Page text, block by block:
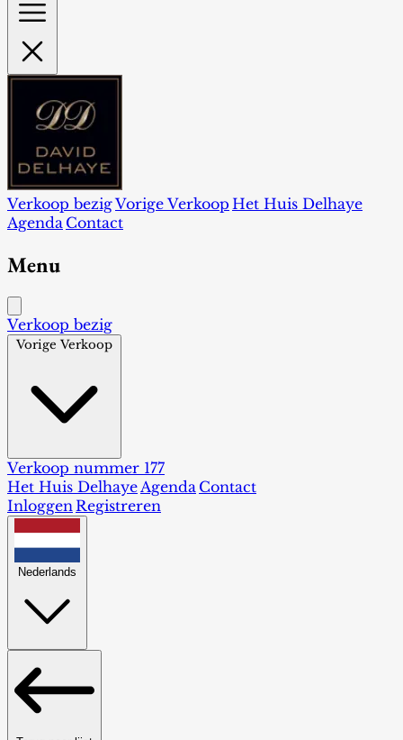
Verkoop bezigVorige Verkoop Het Huis Delhaye
Agenda Contact
Menu
Verkoop bezig
Vorige Verkoop
Verkoop nummer 177
Het Huis DelhayeAgenda Contact
InloggenRegistreren
Nederlands